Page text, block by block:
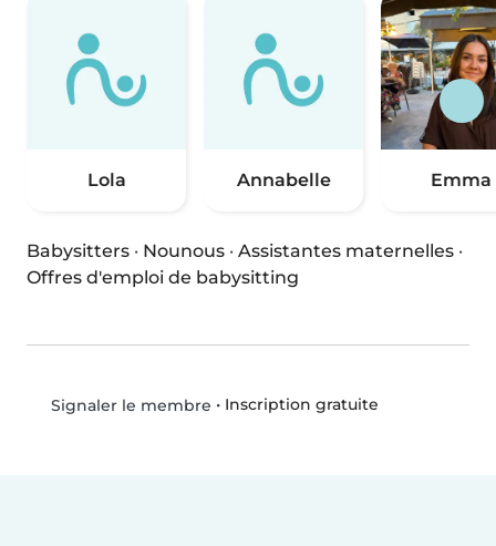
Lola Annabelle Emma
Babysitters · Nounous · Assistantes maternelles ·
Offres d'emploi de babysitting
Signaler le membre • Inscription gratuite